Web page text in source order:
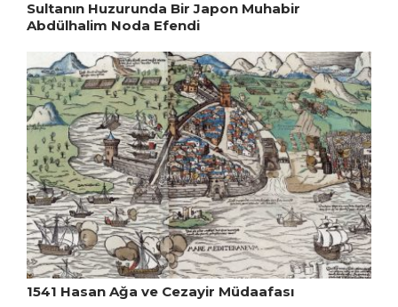
Sultanın Huzurunda Bir Japon Muhabir
Abdülhalim Noda Efendi
1541 Hasan Ağa ve Cezayir Müdaafası